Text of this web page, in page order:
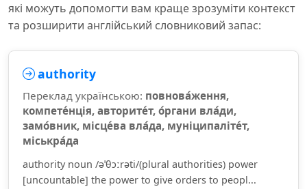
які можуть допомогти вам краще зрозуміти контекст
та розширити англійський словниковий запас:
authority
Переклад українською: повнова́ження,
компете́нція, авторите́т, о́ргани вла́ди,
замо́вник, місце́ва вла́да, муніципаліте́т,
міськра́да
authority noun /əˈθɔːrəti/(plural authorities) power
[uncountable] the power to give orders to peopl...